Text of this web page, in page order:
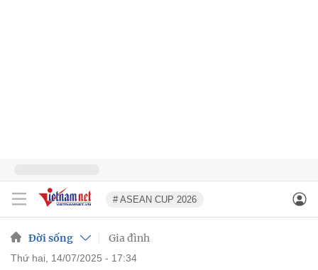
# ASEAN CUP 2026
Đời sống Gia đình
thứ hai, 14/07/2025 - 17:34